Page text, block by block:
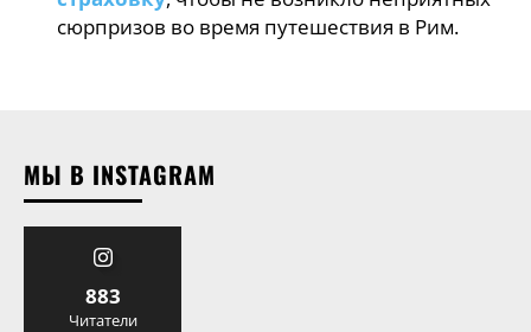
сюрпризов во время путешествия в Рим.
МЫ В INSTAGRAM
883
Читатели